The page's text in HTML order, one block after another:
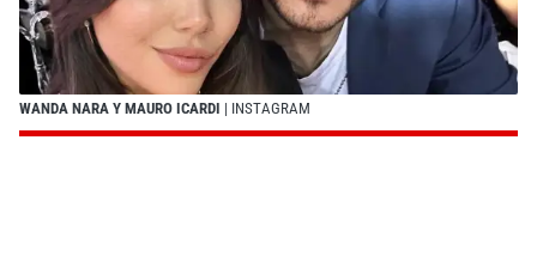
WANDA NARA Y MAURO ICARDI | INSTAGRAM